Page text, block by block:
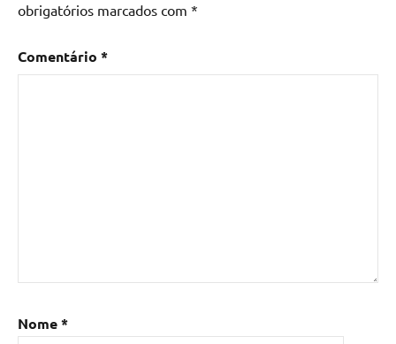
obrigatórios marcados com *
Comentário *
Nome*